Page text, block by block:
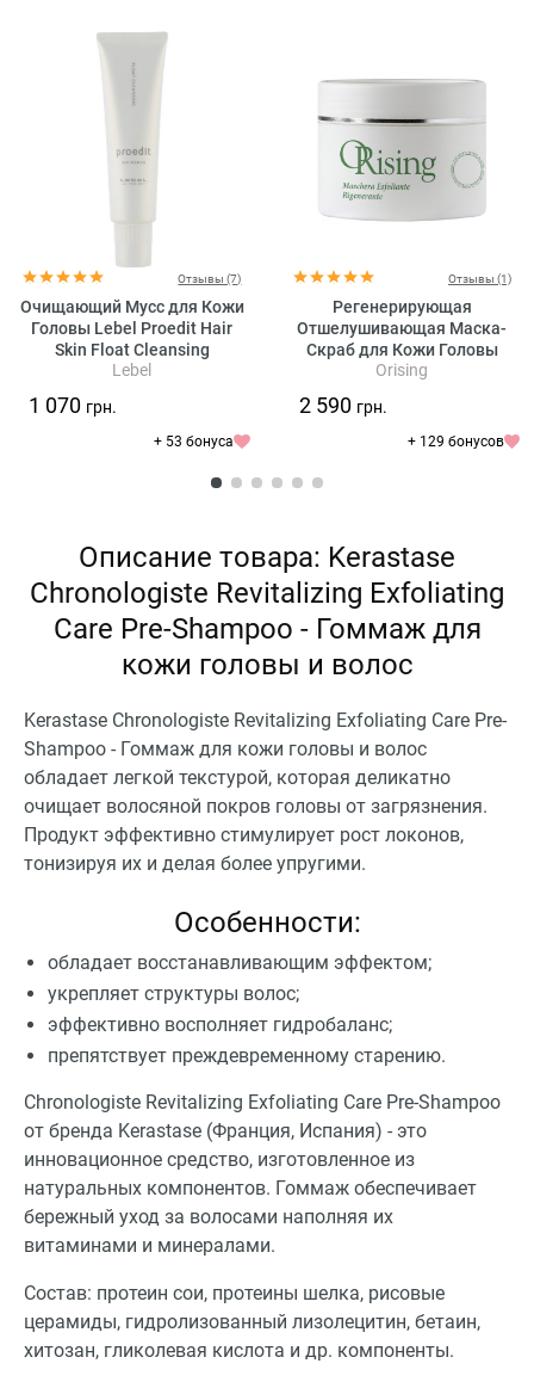
Отзывы (7)
Очищающий Мусс для Кожи
Головы Lebel Proedit Hair
Skin Float Cleansing
Lebel
1 070 грн.
+ 53 бонуса
Отзывы (1)
Регенерирующая
Отшелушивающая Маска-
Скраб для Кожи Головы
Orising Regenerating
Orising
2 590 грн.
+ 129 бонусов
Описание товара: Kerastase
Chronologiste Revitalizing Exfoliating
Care Pre-Shampoo - Гоммаж для
кожи головы и волос
Kerastase Chronologiste Revitalizing Exfoliating Care Pre-
Shampoo - Гоммаж для кожи головы и волос
обладает легкой текстурой, которая деликатно
очищает волосяной покров головы от загрязнения.
Продукт эффективно стимулирует рост локонов,
тонизируя их и делая более упругими.
Особенности:
обладает восстанавливающим эффектом;
укрепляет структуры волос;
эффективно восполняет гидробаланс;
препятствует преждевременному старению.
Chronologiste Revitalizing Exfoliating Care Pre-Shampoo
от бренда Kerastase (Франция, Испания) - это
инновационное средство, изготовленное из
натуральных компонентов. Гоммаж обеспечивает
бережный уход за волосами наполняя их
витаминами и минералами.
Состав: протеин сои, протеины шелка, рисовые
церамиды, гидролизованный лизолецитин, бетаин,
хитозан, гликолевая кислота и др. компоненты.